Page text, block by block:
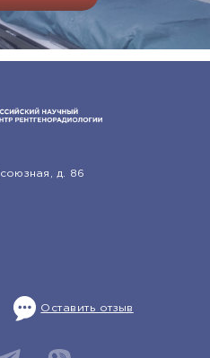
д. 86
Оставить отзыв